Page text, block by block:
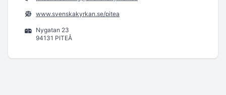
www.svenskakyrkan.se/pitea
Nygatan 23
94131 PITEÅ